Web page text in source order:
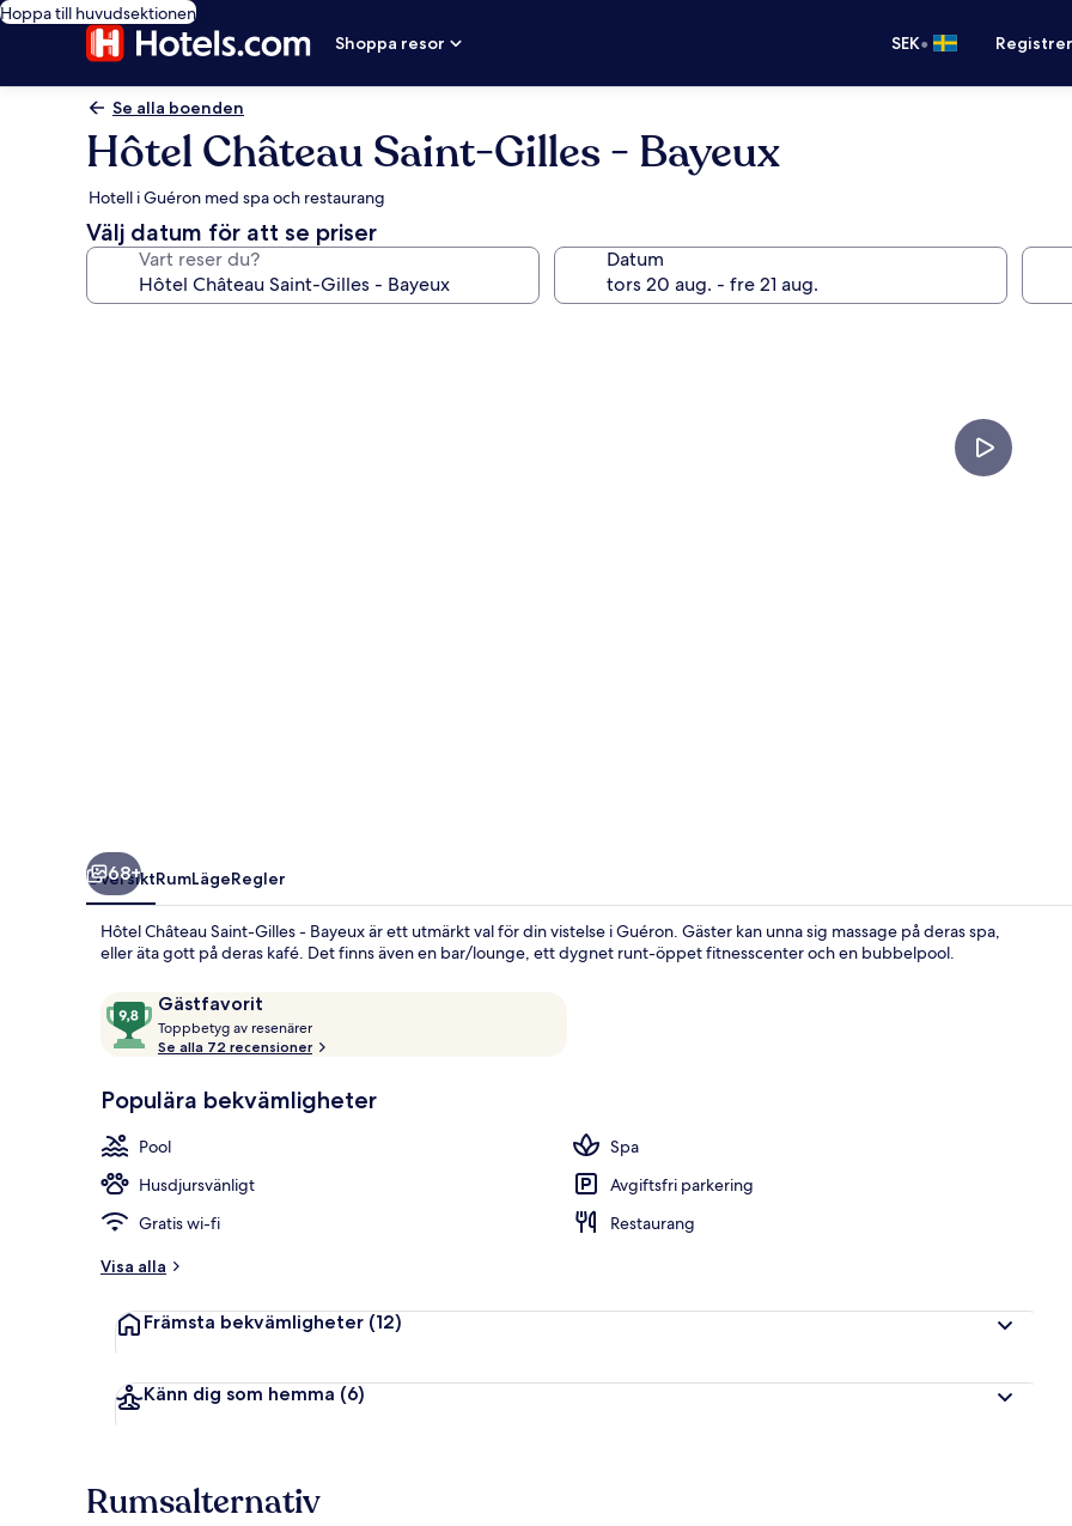
Hoppa till huvudsektionen
Shoppa resor
SEK•
Se alla boenden
Hôtel Château Saint-Gilles - Bayeux
Hotell i Guéron med spa och restaurang
Välj datum för att se priser
Vart reser du? Datum
68+
ÖversiktRumLägeRegler
Hôtel Château Saint-Gilles - Bayeux är ett utmärkt val för din vistelse i Guéron. Gäster kan unna sig massage på deras spa,
eller äta gott på deras kafé. Det finns även en bar/lounge, ett dygnet runt-öppet fitnesscenter och en bubbelpool.
RecensionerGästfavorit
9,8
av
10,
Toppbetyg av resenärer
o
p
b
r
e
n
Se alla 72 recensioner
Populära bekvämligheter
Pool
Spa
Husdjursvänligt
Avgiftsfri parkering
Gratis wi-fi
Restaurang
Visa alla
Främsta bekvämligheter (12)
Känn dig som hemma (6)
Rumsalternativ